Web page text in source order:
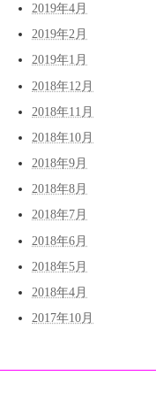
2019年4月
2019年2月
2019年1月
2018年12月
2018年11月
2018年10月
2018年9月
2018年8月
2018年7月
2018年6月
2018年5月
2018年4月
2017年10月